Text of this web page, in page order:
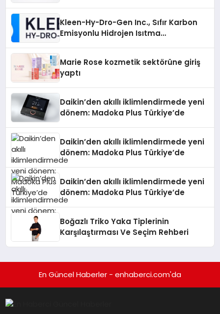
Kleen-Hy-Dro-Gen Inc., Sıfır Karbon
Emisyonlu Hidrojen Isıtma
Marie Rose kozmetik sektörüne giriş
yaptı
Daikin’den akıllı iklimlendirmede yeni
dönem: Madoka Plus Türkiye’de
Daikin’den akıllı iklimlendirmede yeni
dönem: Madoka Plus Türkiye’de
Daikin’den akıllı iklimlendirmede yeni
dönem: Madoka Plus Türkiye’de
Boğazlı Triko Yaka Tiplerinin
Karşılaştırması Ve Seçim Rehberi
En Güncel Haberler - enhaberci.com'da